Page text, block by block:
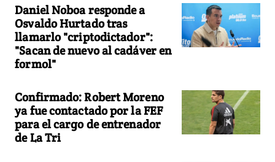
Daniel Noboa responde a
Osvaldo Hurtado tras
llamarlo "criptodictador":
"Sacan de nuevo al cadáver en
formol"
Confirmado: Robert Moreno
ya fue contactado por la FEF
para el cargo de entrenador
de La Tri